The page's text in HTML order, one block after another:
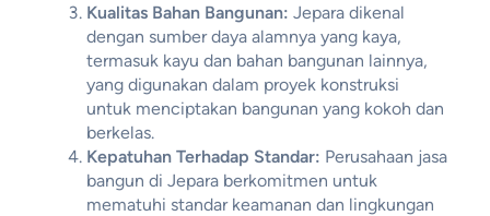
Kualitas Bahan Bangunan: Jepara dikenal
dengan sumber daya alamnya yang kaya,
termasuk kayu dan bahan bangunan lainnya,
yang digunakan dalam proyek konstruksi
untuk menciptakan bangunan yang kokoh dan
berkelas.
Kepatuhan Terhadap Standar: Perusahaan jasa
bangun di Jepara berkomitmen untuk
mematuhi standar keamanan dan lingkungan